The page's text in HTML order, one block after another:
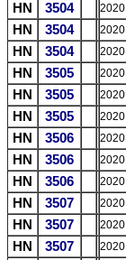
HN 3504 2020
HN 3504 2020
HN 3504 2020
HN 3505 2020
HN 3505 2020
HN 3505 2020
HN 3506 2020
HN 3506 2020
HN 3506 2020
HN 3507 2020
HN 3507 2020
HN 3507 2020